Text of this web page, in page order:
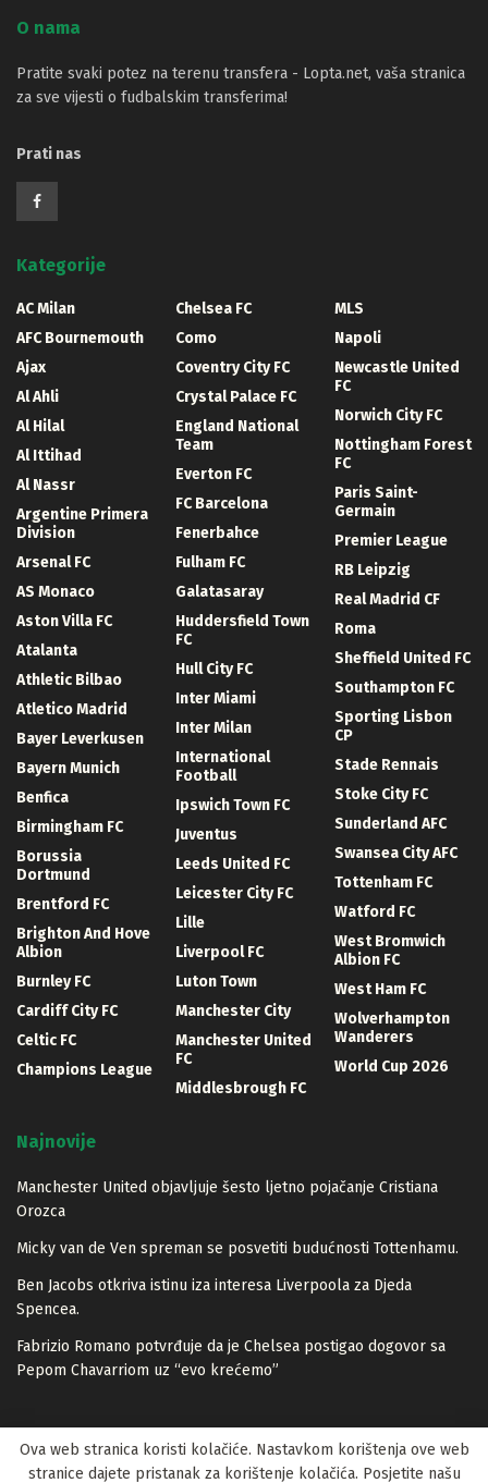
O nama
Pratite svaki potez na terenu transfera - Lopta.net, vaša stranica
za sve vijesti o fudbalskim transferima!
Prati nas
Kategorije
AC Milan
AFC Bournemouth
Ajax
Al Ahli
Al Hilal
Al Ittihad
Al Nassr
Argentine Primera
Division
Arsenal FC
AS Monaco
Aston Villa FC
Atalanta
Athletic Bilbao
Atletico Madrid
Bayer Leverkusen
Bayern Munich
Benfica
Birmingham FC
Borussia
Dortmund
Brentford FC
Brighton And Hove
Albion
Burnley FC
Cardiff City FC
Celtic FC
Champions League
Chelsea FC
Como
Coventry City FC
Crystal Palace FC
England National
Team
Everton FC
FC Barcelona
Fenerbahce
Fulham FC
Galatasaray
Huddersfield Town
FC
Hull City FC
Inter Miami
Inter Milan
International
Football
Ipswich Town FC
Juventus
Leeds United FC
Leicester City FC
Lille
Liverpool FC
Luton Town
Manchester City
Manchester United
FC
Middlesbrough FC
MLS
Napoli
Newcastle United
FC
Norwich City FC
Nottingham Forest
FC
Paris Saint-
Germain
Premier League
RB Leipzig
Real Madrid CF
Roma
Sheffield United FC
Southampton FC
Sporting Lisbon
CP
Stade Rennais
Stoke City FC
Sunderland AFC
Swansea City AFC
Tottenham FC
Watford FC
West Bromwich
Albion FC
West Ham FC
Wolverhampton
Wanderers
World Cup 2026
Najnovije
Manchester United objavljuje šesto ljetno pojačanje Cristiana
Orozca
Micky van de Ven spreman se posvetiti budućnosti Tottenhamu.
Ben Jacobs otkriva istinu iza interesa Liverpoola za Djeda
Spencea.
Fabrizio Romano potvrđuje da je Chelsea postigao dogovor sa
Pepom Chavarriom uz “evo krećemo”
Ova web stranica koristi kolačiće. Nastavkom korištenja ove web
stranice dajete pristanak za korištenje kolačića. Posjetite našu